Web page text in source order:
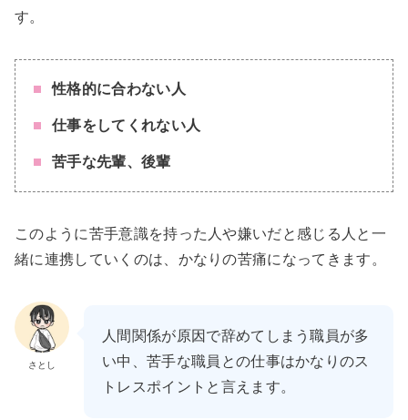
す。
性格的に合わない人
仕事をしてくれない人
苦手な先輩、後輩
このように苦手意識を持った人や嫌いだと感じる人と一
緒に連携していくのは、かなりの苦痛になってきます。
さとし
人間関係が原因で辞めてしまう職員が多
い中、苦手な職員との仕事はかなりのス
トレスポイントと言えます。